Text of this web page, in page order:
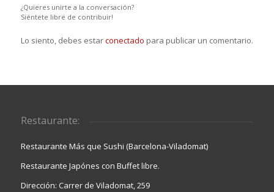
¿Quieres unirte a la conversación?
Siéntete libre de contribuir!
Lo siento, debes estarconectado para publicar un comentario.
Restaurante:
Restaurante Más que Sushi (Barcelona-Viladomat)
Restaurante Japónes con Buffet libre.
Dirección: Carrer de Viladomat, 259